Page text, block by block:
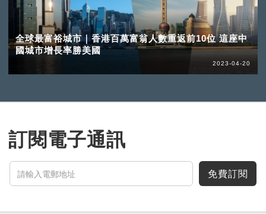
全球最富裕城市｜香港百萬富翁人數重返前10位 這座中
國城市增長率勝美國
2023-04-20
訂閱電子通訊
免費訂閱